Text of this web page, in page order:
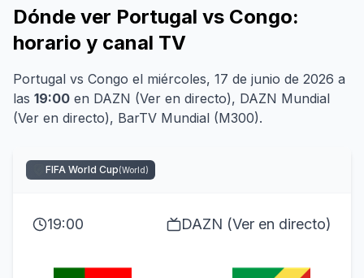
Dónde ver Portugal vs Congo:
horario y canal TV
Portugal vs Congo el miércoles, 17 de junio de 2026 a
las 19:00 en DAZN (Ver en directo), DAZN Mundial
(Ver en directo), BarTV Mundial (M300).
FIFA World Cup(World)
19:00 DAZN (Ver en directo)